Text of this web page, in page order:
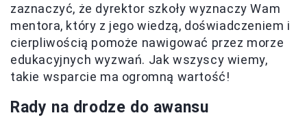
zaznaczyć, że dyrektor szkoły wyznaczy Wam
mentora, który z jego wiedzą, doświadczeniem i
cierpliwością pomoże nawigować przez morze
edukacyjnych wyzwań. Jak wszyscy wiemy,
takie wsparcie ma ogromną wartość!
Rady na drodze do awansu